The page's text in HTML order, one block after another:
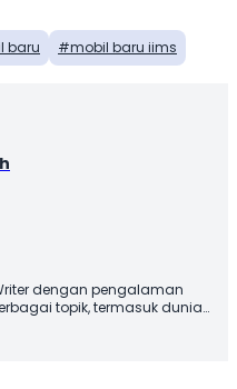
baru mobil baru iims
dengan pengalaman
topik, termasuk dunia
kasih telah membaca karya
bermanfaat!